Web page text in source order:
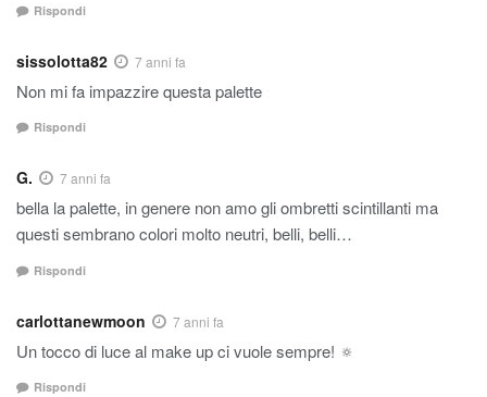
Rispondi
sissolotta82 7 anni fa
Non mi fa impazzire questa palette
Rispondi
G. 7 anni fa
bella la palette, in genere non amo gli ombretti scintillanti ma
questi sembrano colori molto neutri, belli, belli…
Rispondi
carlottanewmoon 7 anni fa
Un tocco di luce al make up ci vuole sempre! 🔅
Rispondi